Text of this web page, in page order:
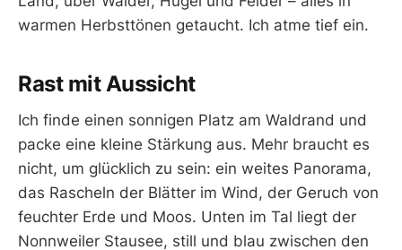
warmen Herbsttönen getaucht. Ich atme tief ein.
Rast mit Aussicht
Ich finde einen sonnigen Platz am Waldrand und
packe eine kleine Stärkung aus. Mehr braucht es
nicht, um glücklich zu sein: ein weites Panorama,
das Rascheln der Blätter im Wind, der Geruch von
feuchter Erde und Moos. Unten im Tal liegt der
Nonnweiler Stausee, still und blau zwischen den